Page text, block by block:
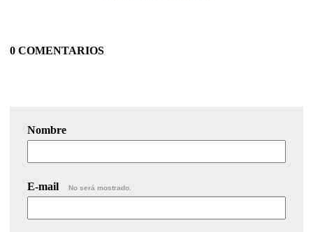
0 COMENTARIOS
Nombre
E-mail No será mostrado.